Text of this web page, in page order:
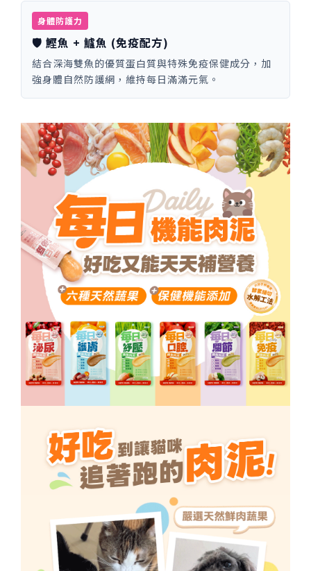
身體防護力
🛡️ 鰹魚 + 鱸魚 (免疫配方)
結合深海雙魚的優質蛋白質與特殊免疫保健成分，加
強身體自然防護網，維持每日滿滿元氣。